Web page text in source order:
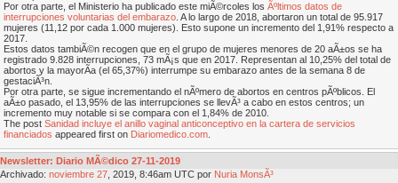
Por otra parte, el Ministerio ha publicado este miÃ©rcoles los Ãºltimos datos de
interrupciones voluntarias del embarazo . A lo largo de 2018, abortaron un total de 95.917
mujeres (11,12 por cada 1.000 mujeres). Esto supone un incremento del 1,91% respecto a
2017.
Estos datos tambiÃ©n recogen que en el grupo de mujeres menores de 20 aÃ±os se ha
registrado 9.828 interrupciones, 73 mÃ¡s que en 2017. Representan al 10,25% del total de
abortos y la mayorÃ­a (el 65,37%) interrumpe su embarazo antes de la semana 8 de
gestaciÃ³n.
Por otra parte, se sigue incrementando el nÃºmero de abortos en centros pÃºblicos. El
aÃ±o pasado, el 13,95% de las interrupciones se llevÃ³ a cabo en estos centros; un
incremento muy notable si se compara con el 1,84% de 2010.
The post Sanidad incluye el anillo vaginal anticonceptivo en la cartera de servicios
financiados appeared first on Diariomedico.com
Newsletter: Diario MÃ©dico 27-11-2019
Archivado: noviembre 27 , 2019, 8:46am UTC por Nuria MonsÃ³